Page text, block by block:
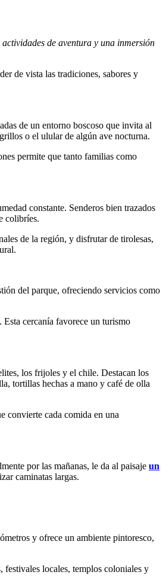
de aventura y una inmersión
de vista las tradiciones, sabores y
de un entorno boscoso que invita al
o el ulular de algún ave nocturna.
permite que tanto familias como
constante. Senderos bien trazados
colibríes.
de la región, y disfrutar de tirolesas,
del parque, ofreciendo servicios como
cercanía favorece un turismo
los frijoles y el chile. Destacan los
tortillas hechas a mano y café de olla
convierte cada comida en una
por las mañanas, le da al paisaje un
caminatas largas.
y ofrece un ambiente pintoresco,
festivales locales, templos coloniales y